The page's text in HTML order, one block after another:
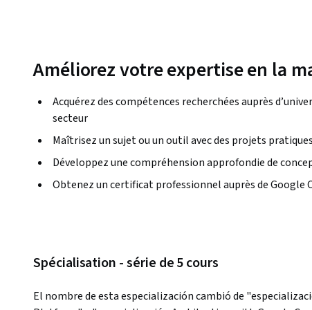
Améliorez votre expertise en la
Acquérez des compétences recherchées auprès
secteur
Maîtrisez un sujet ou un outil avec des projets pratiques
Développez une compréhension approfondie de
Obtenez un certificat professionnel auprès de Google
Spécialisation - série de 5 cours
El nombre de esta especialización cambió de